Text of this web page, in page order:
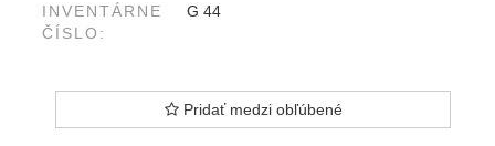
INVENTÁRNE
ČÍSLO:
G 44
Pridať medzi obľúbené